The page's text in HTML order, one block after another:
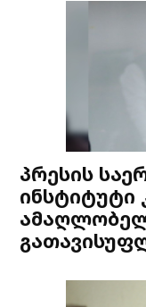
პრესის
ინსტიტუტი